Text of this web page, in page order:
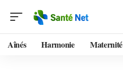
Aînés Harmonie Maternité